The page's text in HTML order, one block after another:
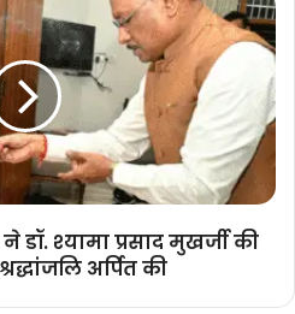
डॉ. श्यामा प्रसाद मुखर्जी की
अर्पित की